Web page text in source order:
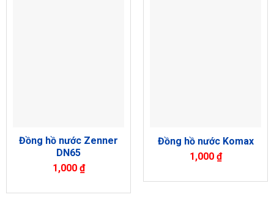
Đồng hồ nước Zenner
DN65
1,000 ₫
Đồng hồ nước Komax
1,000 ₫